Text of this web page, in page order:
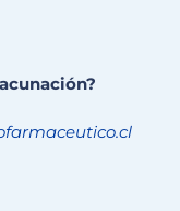
ico.cl